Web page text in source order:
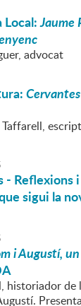
Local:Jaume
advocat
Reflexions
sigui la
i Augustí,
historiador